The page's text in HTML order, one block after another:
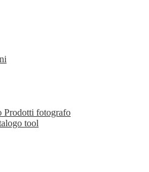
Prodotti fotografo
tool